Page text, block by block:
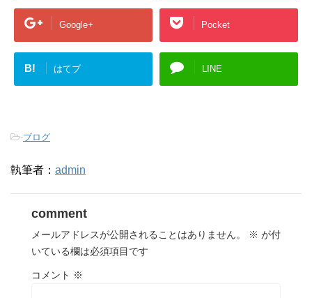
Google+ Pocket
B! はてブ LINE
-ブログ
執筆者： admin
comment
メールアドレスが公開されることはありません。 ※ が付
いている欄は必須項目です
コメント ※